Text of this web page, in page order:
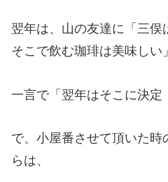
翌年は、山の友達に「三俣
そこで飲む珈琲は美味しい
一言で「翌年はそこに決定
で、小屋番させて頂いた
らは、